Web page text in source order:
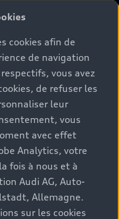
cookies afin de
de navigation
vous avez
de refuser les
leur
vous
avec effet
Analytics, votre
fois à nous et à
Audi AG, Auto-
Allemagne.
sur les cookies